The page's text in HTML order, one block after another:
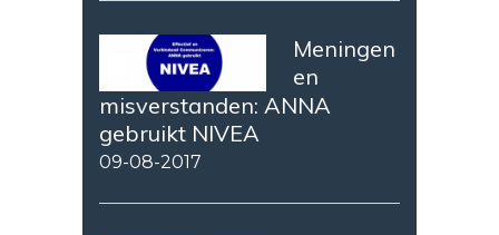
Meningen
en
misverstanden: ANNA
gebruikt NIVEA
09-08-2017